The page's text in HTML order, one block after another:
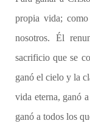
propia vida;
nosotros. Él
sacrificio que se
ganó el cielo y la
vida eterna, ganó
ganó a todos los